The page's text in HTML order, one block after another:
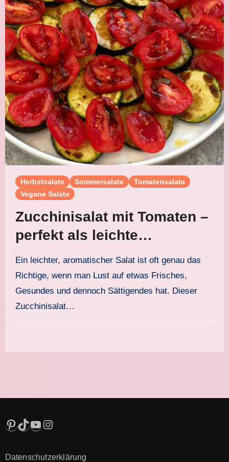
Herbstsalate Sommersalate
Tomatensalate
Vegane Salate
Zucchinisalat mit Tomaten –
perfekt als leichte
Salatplatte
Ein leichter, aromatischer Salat ist oft genau das
Richtige, wenn man Lust auf etwas Frisches,
Gesundes und dennoch Sättigendes hat. Dieser
Zucchinisalat…
Pinterest
TikTok
YouTube
Instagram
Datenschutzerklärung